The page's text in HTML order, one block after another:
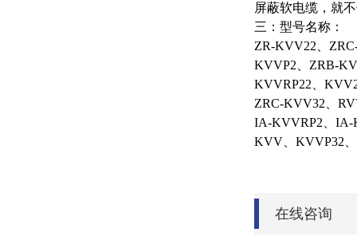
屏蔽软电缆，就
三：型号名称：
ZR-KVV22、
KVVP2、ZRB-
KVVRP22、
ZRC-KVV32、
IA-KVVRP2、IA-
KVV、KVVP32
在线咨询